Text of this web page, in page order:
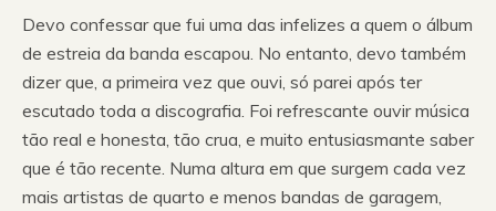
Devo confessar que fui uma das infelizes a quem o álbum
de estreia da banda escapou. No entanto, devo também
dizer que, a primeira vez que ouvi, só parei após ter
escutado toda a discografia. Foi refrescante ouvir música
tão real e honesta, tão crua, e muito entusiasmante saber
que é tão recente. Numa altura em que surgem cada vez
mais artistas de quarto e menos bandas de garagem,